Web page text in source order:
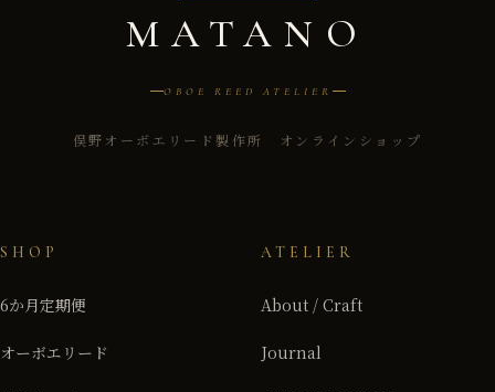
MATANO
OBOE REED ATELIER
俣野オーボエリード製作所 オンラインショップ
SHOP
6か月定期便
オーボエリード
ATELIER
About / Craft
Journal